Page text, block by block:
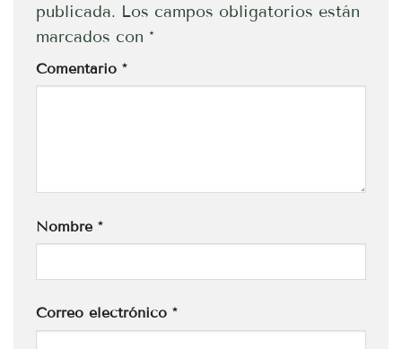
publicada. Los campos obligatorios están
marcados con *
Comentario *
Nombre *
Correo electrónico *